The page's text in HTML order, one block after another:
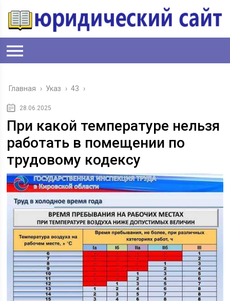
Главная › Указ › 43 ›
28.06.2025
При какой температуре нельзя
работать в помещении по
трудовому кодексу